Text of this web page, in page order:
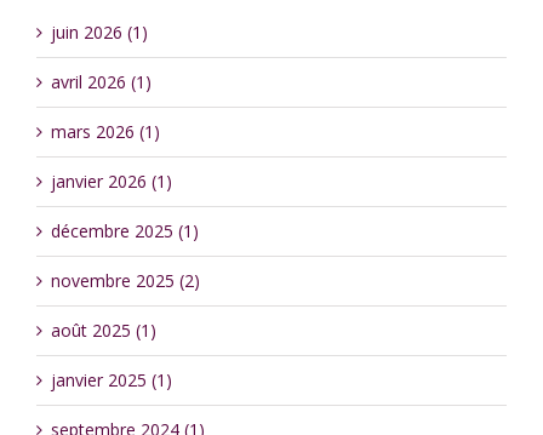
juin 2026 (1)
avril 2026 (1)
mars 2026 (1)
janvier 2026 (1)
décembre 2025 (1)
novembre 2025 (2)
août 2025 (1)
janvier 2025 (1)
septembre 2024 (1)